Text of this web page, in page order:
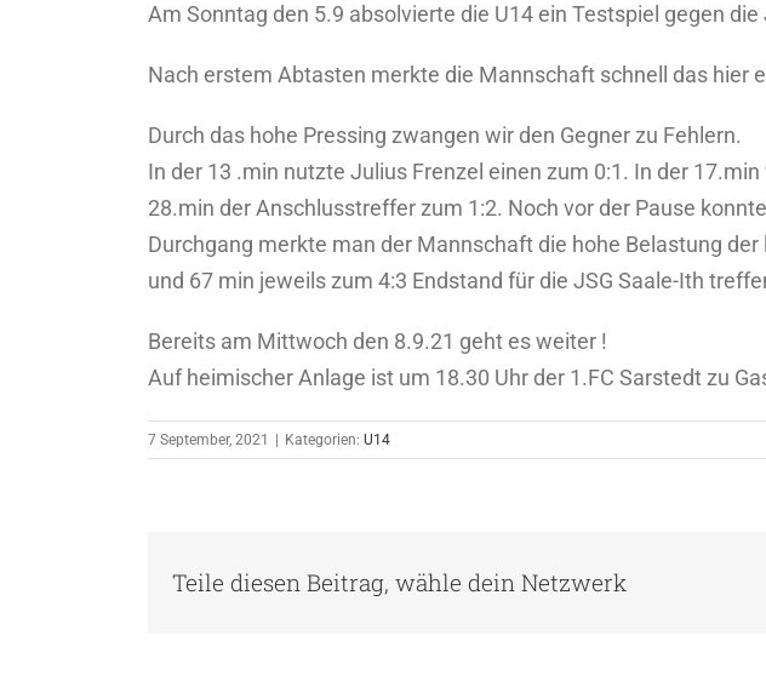
Am Sonntag den 5.9 absolvierte die U14 ein Testspiel gegen die
Nach erstem Abtasten merkte die Mannschaft schnell das hier
Durch das hohe Pressing zwangen wir den Gegner zu Fehlern.
In der 13 .min nutzte Julius Frenzel einen zum 0:1. In der
28.min der Anschlusstreffer zum 1:2. Noch vor der Pause
Durchgang merkte man der Mannschaft die hohe Belastung
und 67 min jeweils zum 4:3 Endstand für die JSG Saale-Ith
Bereits am Mittwoch den 8.9.21 geht es weiter !
Auf heimischer Anlage ist um 18.30 Uhr der 1.FC Sarstedt zu
7 September, 2021 Kategorien: U14
Teile diesen Beitrag, wähle dein Netzwerk